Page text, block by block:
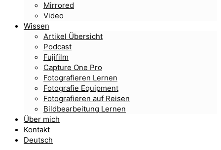
Mirrored
Video
Wissen
Artikel Übersicht
Podcast
Fujifilm
Capture One Pro
Fotografieren Lernen
Fotografie Equipment
Fotografieren auf Reisen
Bildbearbeitung Lernen
Über mich
Kontakt
Deutsch